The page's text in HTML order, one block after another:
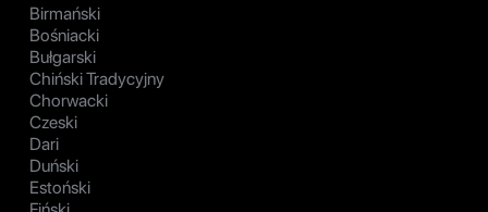
Birmański
Bośniacki
Bułgarski
Chiński Tradycyjny
Chorwacki
Czeski
Dari
Duński
Estoński